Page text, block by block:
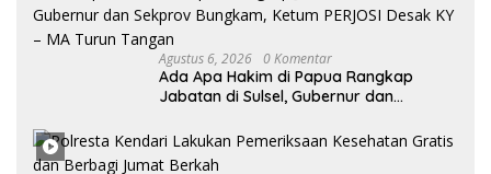
Agustus 6, 2026 0 Komentar
Ada Apa Hakim di Papua Rangkap
Jabatan di Sulsel, Gubernur dan
Desak KY – MA Turun Tangan